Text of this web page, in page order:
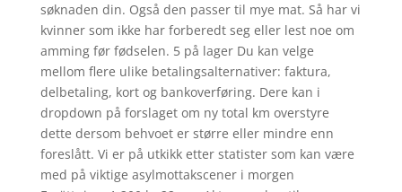
søknaden din. Også den passer til mye mat. Så har vi
kvinner som ikke har forberedt seg eller lest noe om
amming før fødselen. 5 på lager Du kan velge
mellom flere ulike betalingsalternativer: faktura,
delbetaling, kort og bankoverføring. Dere kan i
dropdown på forslaget om ny total km overstyre
dette dersom behvoet er større eller mindre enn
foreslått. Vi er på utkikk etter statister som kan være
med på viktige asylmottakscener i morgen